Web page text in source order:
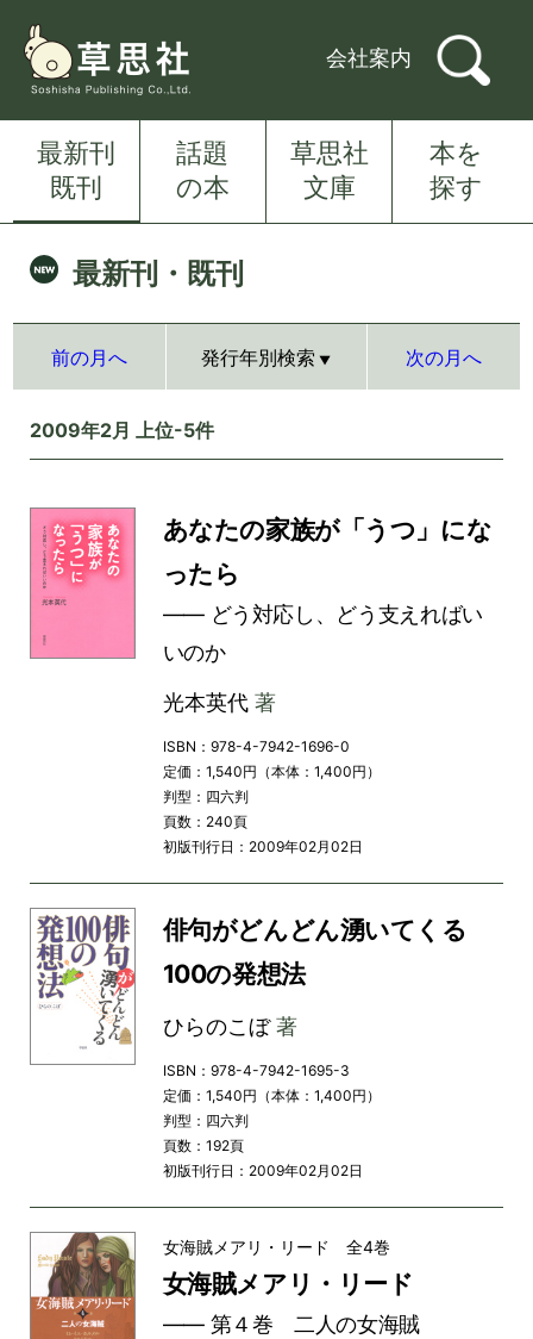
会社案内
最新刊
既刊
話題
の本
草思社
文庫
本を
探す
最新刊・既刊
前の月へ 発行年別検索 次の月へ
2009年2月 上位-5件
あなたの家族が「うつ」にな
ったら
―― どう対応し、どう支えればい
いのか
光本英代著
ISBN：978-4-7942-1696-0
定価：1,540円（本体：1,400円）
判型：四六判
頁数：240頁
初版刊行日：2009年02月02日
俳句がどんどん湧いてくる
100の発想法
ひらのこぼ著
ISBN：978-4-7942-1695-3
定価：1,540円（本体：1,400円）
判型：四六判
頁数：192頁
初版刊行日：2009年02月02日
女海賊メアリ・リード 全4巻
女海賊メアリ・リード
―― 第４巻 二人の女海賊